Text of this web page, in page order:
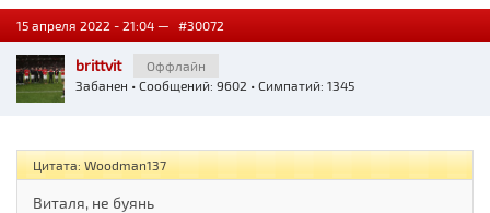
15 апреля 2022 - 21:04 — #30072
brittvit
Оффлайн
Забанен • Сообщений: 9602 • Симпатий: 1345
Цитата: Woodman137
Виталя, не буянь